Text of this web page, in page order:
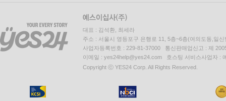
대표 : 김석환, 최세라
주소 : 서울시 영등포구 은행로 11, 5층~6층(여의도동,일신
사업자등록번호 : 229-81-37000 통신판매업신고 : 제
이메일 : yes24help@yes24.com 호스팅 서비스사업자 :
Copyright ⓒ YES24 Corp. All Rights Reserved.